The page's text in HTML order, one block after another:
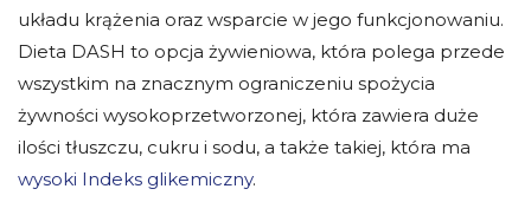
układu krążenia oraz wsparcie w jego funkcjonowaniu.
Dieta DASH to opcja żywieniowa, która polega przede
wszystkim na znacznym ograniczeniu spożycia
żywności wysokoprzetworzonej, która zawiera duże
ilości tłuszczu, cukru i sodu, a także takiej, która ma
wysoki Indeks glikemiczny.